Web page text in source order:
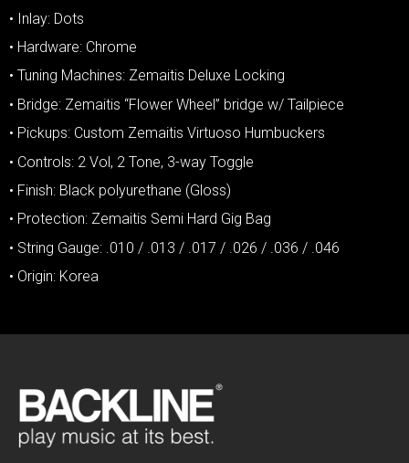
• Inlay: Dots
• Hardware: Chrome
• Tuning Machines: Zemaitis Deluxe Locking
• Bridge: Zemaitis “Flower Wheel” bridge w/ Tailpiece
• Pickups: Custom Zemaitis Virtuoso Humbuckers
• Controls: 2 Vol, 2 Tone, 3-way Toggle
• Finish: Black polyurethane (Gloss)
• Protection: Zemaitis Semi Hard Gig Bag
• String Gauge: .010 / .013 / .017 / .026 / .036 / .046
• Origin: Korea